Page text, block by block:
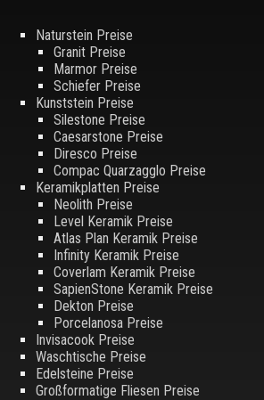
Naturstein Preise
Granit Preise
Marmor Preise
Schiefer Preise
Kunststein Preise
Silestone Preise
Caesarstone Preise
Diresco Preise
Compac Quarzagglo Preise
Keramikplatten Preise
Neolith Preise
Level Keramik Preise
Atlas Plan Keramik Preise
Infinity Keramik Preise
Coverlam Keramik Preise
SapienStone Keramik Preise
Dekton Preise
Porcelanosa Preise
Invisacook Preise
Waschtische Preise
Edelsteine Preise
Großformatige Fliesen Preise